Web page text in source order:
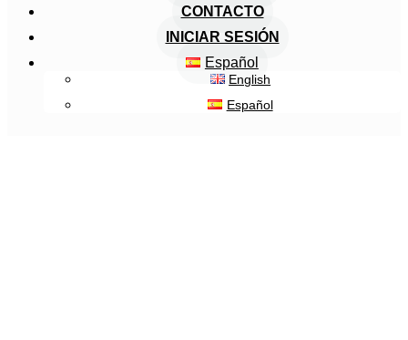
CONTACTO
INICIAR SESIÓN
Español
English
Español